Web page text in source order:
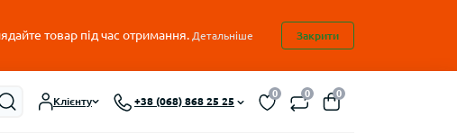
товар під час отримання. Детальніше Закрити
Клієнту +38 (068) 868 25 25
0 0 0